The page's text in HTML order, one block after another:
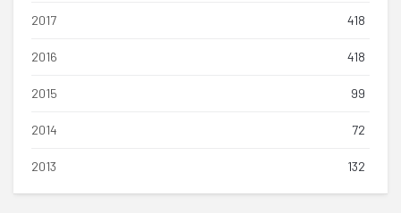
2017 418
2016 418
2015 99
2014 72
2013 132